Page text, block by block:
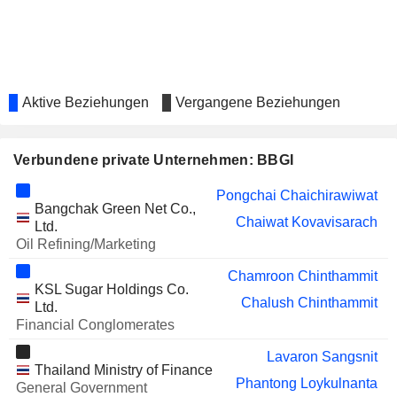
Chalush Chinthammit
Chun Phokaisawan
Matthew Kichodhan
BCPG
Patiparn Sukorndhaman
OKEA ASA
Chaiwat Kovavisarach
ROJUKISS
INTERNATIONAL
CORPORATION
Chun Phokaisawan
Aktive Beziehungen Vergangene Beziehungen
Verbundene private Unternehmen: BBGI
Bangchak Green Net Co.,
Ltd.
Oil Refining/Marketing
Pongchai Chaichirawiwat
Chaiwat Kovavisarach
KSL Sugar Holdings Co.
Ltd.
Financial Conglomerates
Chamroon Chinthammit
Chalush Chinthammit
Thailand Ministry of Finance
General Government
Lavaron Sangsnit
Phantong Loykulnanta